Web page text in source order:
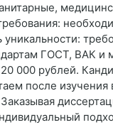
уникальности:
ГОСТ, ВАК
000 рублей.
после